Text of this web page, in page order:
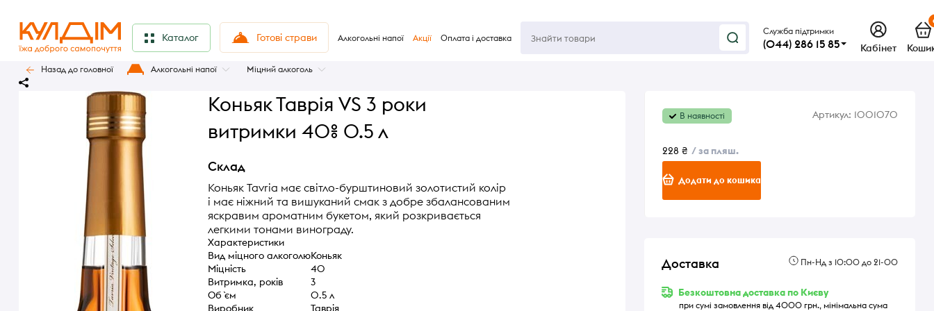
Каталог Готові страви Алкогольні напої Акції Оплата і доставка
Служба підтримки
(044) 286 15 85 Кабінет
Назад до головної Алкогольні напої Міцний алкоголь
Коньяк Таврія VS 3 роки
витримки 40% 0.5 л
Склад
Коньяк Tavria має світло-бурштиновий золотистий колір
і має ніжний та вишуканий смак з добре збалансованим
яскравим ароматним букетом, який розкривається
легкими тонами винограду.
Характеристики
Вид міцного алкоголюКоньяк
Міцність
40
Витримка, років
3
Об `єм
0.5 л
Виробник
Таврія
В наявності Артикул: 1001070
228 ₴ / за пляш.
Додати до кошика
Доставка Пн-Нд з 10:00 до 21-00
Безкоштовна доставка по Києву
при сумі замовлення від 4000 грн., мінімальна сума